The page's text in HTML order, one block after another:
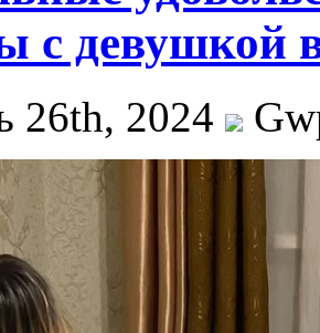
с девушкой
26th, 2024